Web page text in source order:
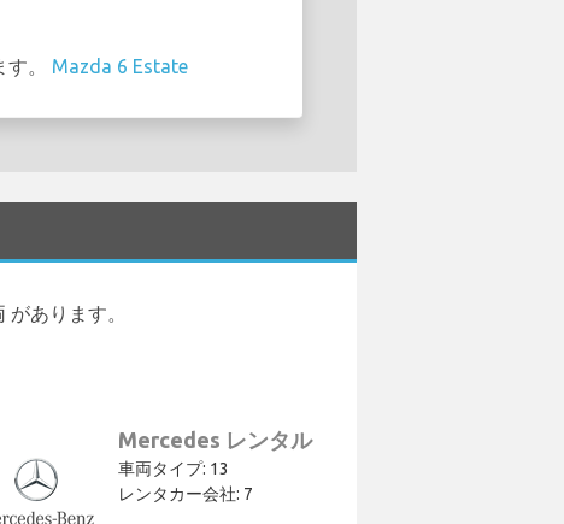
。 Mazda 6 Estate
あります。
Mercedes レンタル
車両タイプ: 13
レンタカー会社: 7